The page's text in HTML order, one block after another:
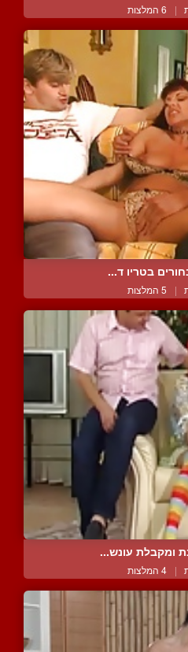
| 6 המלצות
בטריו ד...
| 5 המלצות
ומקבלת עונש...
| 4 המלצות